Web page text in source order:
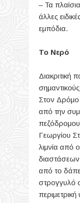
– Τα
άλλες
εμπόδια.
Το Νερό
Διακριτική
Στον Δρόμο
από την
Γεωργίου
λιμνία από
από το
στρογγυλό